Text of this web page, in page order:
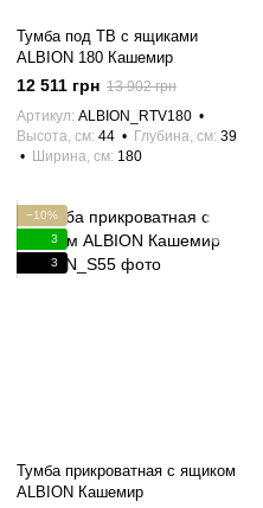
Тумба под ТВ с ящиками
ALBION 180 Кашемир
12 511 грн 13 902 грн
Артикул ALBION_RTV180
Высота, см 44 Глубина, см 39
Ширина, см 180
−10%
3
3
Тумба прикроватная с ящиком
ALBION Кашемир